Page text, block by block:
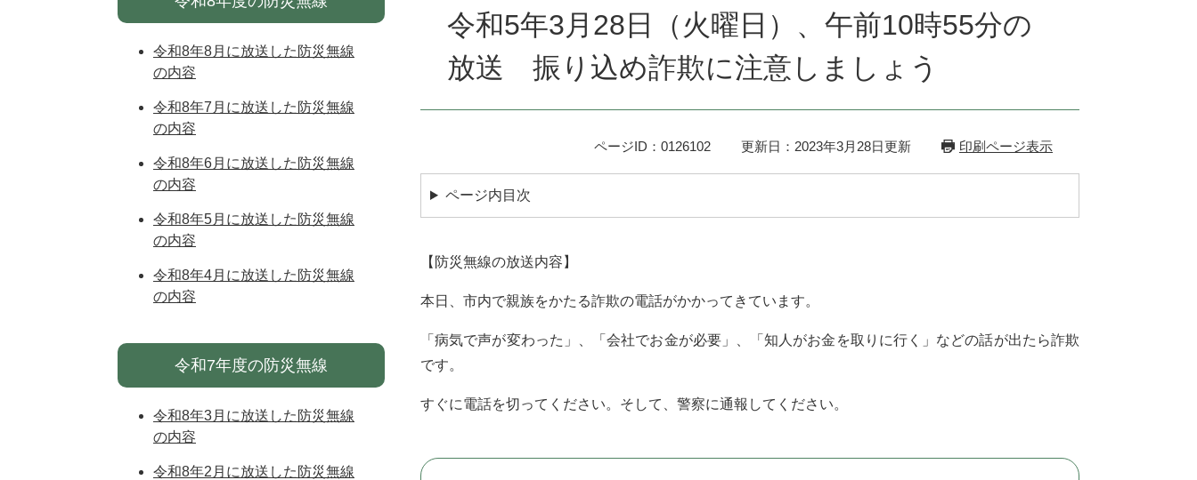
令和5年3月28日（火曜日）、午前10時55分の
放送 振り込め詐欺に注意しましょう
ページID：0126102 更新日：2023年3月28日更新 印刷ページ表示
ページ内目次
【防災無線の放送内容】
本日、市内で親族をかたる詐欺の電話がかかってきています。
「病気で声が変わった」、「会社でお金が必要」、「知人がお金を取りに行く」などの話が出たら詐欺
です。
すぐに電話を切ってください。そして、警察に通報してください。
令和8年8月に放送した防災無線
の内容
令和8年7月に放送した防災無線
の内容
令和8年6月に放送した防災無線
の内容
令和8年5月に放送した防災無線
の内容
令和8年4月に放送した防災無線
の内容
令和7年度の防災無線
令和8年3月に放送した防災無線
の内容
令和8年2月に放送した防災無線